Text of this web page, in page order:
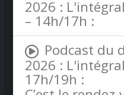
2026 :
– 14h/17h :
Podcast du
2026 :
17h/19h :